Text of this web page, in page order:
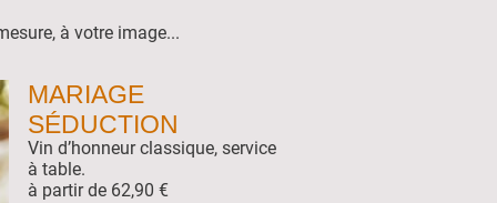
à votre image...
MARIAGE
SÉDUCTION
Vin d’honneur classique, service
à table.
à partir de 62,90 €